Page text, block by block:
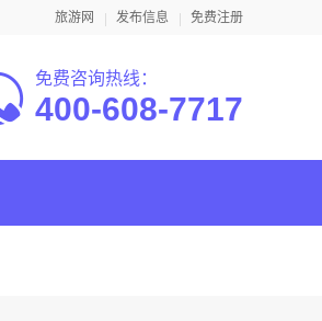
旅游网 发布信息 免费注册
免费咨询热线：
400-608-7717